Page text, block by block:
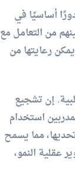
أساسيًا في
من التعامل مع
رعايتها من
إن تشجيع
استخدام
مما يسمح
عقلية النمو،